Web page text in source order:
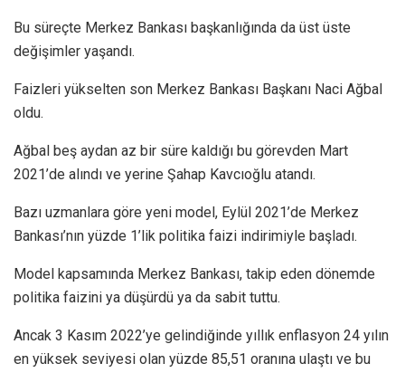
Bu süreçte Merkez Bankası başkanlığında da üst üste
değişimler yaşandı.
Faizleri yükselten son Merkez Bankası Başkanı Naci Ağbal
oldu.
Ağbal beş aydan az bir süre kaldığı bu görevden Mart
2021’de alındı ve yerine Şahap Kavcıoğlu atandı.
Bazı uzmanlara göre yeni model, Eylül 2021’de Merkez
Bankası’nın yüzde 1’lik politika faizi indirimiyle başladı.
Model kapsamında Merkez Bankası, takip eden dönemde
politika faizini ya düşürdü ya da sabit tuttu.
Ancak 3 Kasım 2022’ye gelindiğinde yıllık enflasyon 24 yılın
en yüksek seviyesi olan yüzde 85,51 oranına ulaştı ve bu